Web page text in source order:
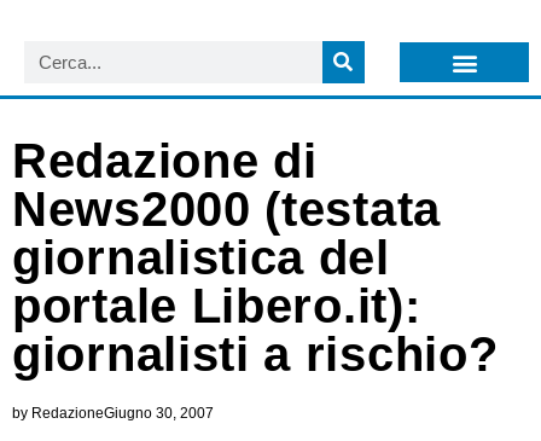
Redazione di
News2000 (testata
giornalistica del
portale Libero.it):
giornalisti a rischio?
by RedazioneGiugno 30, 2007